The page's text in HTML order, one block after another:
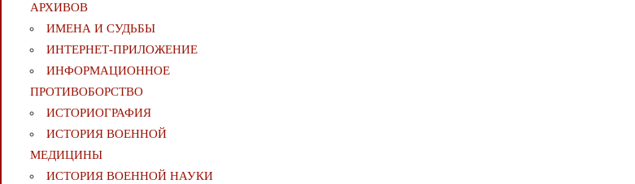
АРХИВОВ
ИМЕНА И СУДЬБЫ
ИНТЕРНЕТ-ПРИЛОЖЕНИЕ
ИНФОРМАЦИОННОЕ
ПРОТИВОБОРСТВО
ИСТОРИОГРАФИЯ
ИСТОРИЯ ВОЕННОЙ
МЕДИЦИНЫ
ИСТОРИЯ ВОЕННОЙ НАУКИ